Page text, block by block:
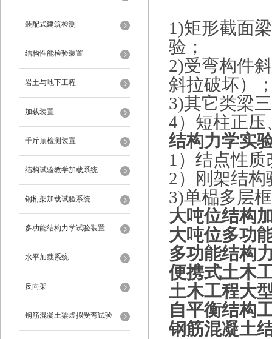
装配式建筑检测
结构性能检验装置
岩土与地下工程
加载装置
千斤顶检测装置
结构试验教学加载系统
钢桁架加载试验系统
多功能结构力学试验装置
水平加载系统
反向架
钢筋混凝土梁虚拟受弯试验
1)矩形截面
验；
2)受弯构件
斜拉破坏）
3)其它类梁
4）短柱正压
结构力学实
1）结点性
2）刚架结
3)单榀多层
大吨位结构
大吨位多功
多功能结构
便携式土木
土木工程大
自平衡结构
钢筋混凝土